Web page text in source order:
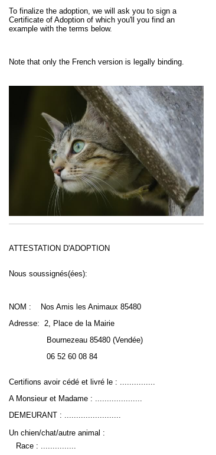
To finalize the adoption, we will ask you to sign a
Certificate of Adoption of which you'll you find an
example with the terms below.
Note that only the French version is legally binding.
ATTESTATION D'ADOPTION
Nous soussignés(ées):
NOM :
Nos Amis les Animaux 85480
Adresse: 2, Place de la Mairie
Bournezeau 85480 (Vendée)
06 52 60 08 84
Certifions avoir cédé et livré le : ...............
A Monsieur et Madame : ....................
DEMEURANT : ........................
Un chien/chat/autre animal : 
 Race : ...............